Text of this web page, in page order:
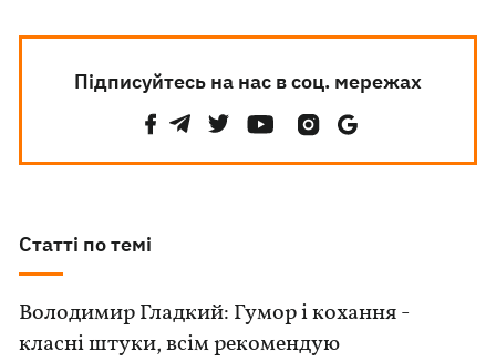
Підписуйтесь на нас в соц. мережах
Статті по темі
Володимир Гладкий: Гумор і кохання -
класні штуки, всім рекомендую